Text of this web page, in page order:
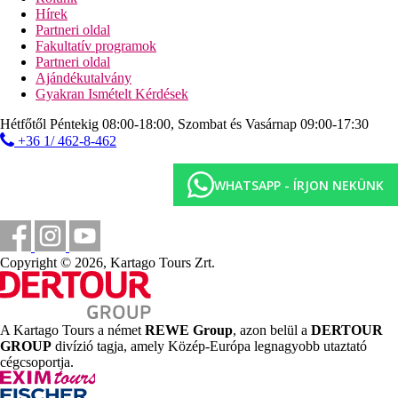
Sport és szórakozás ingyenesen
animációs programok
show-műsorok
szauna
hammam
fitneszterem
kosárlabda
vízigimnasztika
darts
íjászat
asztalitenisz
Sport és szórakozás térítés ellenében
masszázsok
kezelések
biliárd
asztali foci
vízi sportok a tengerparton (helyi szolgáltatóknál)
Hírek
Partneri oldal
Fakultatív programok
Partneri oldal
Ajándékutalvány
Gyakran Ismételt Kérdések
Hétfőtől Péntekig 08:00-18:00, Szombat és Vasárnap 09:00-17:30
+36 1/ 462-8-462
WHATSAPP - ÍRJON NEKÜNK
Copyright © 2026, Kartago Tours Zrt.
A Kartago Tours a német REWE Group, azon belül a DERTOUR
GROUP divízió tagja, amely Közép-Európa legnagyobb utaztató
cégcsoportja.